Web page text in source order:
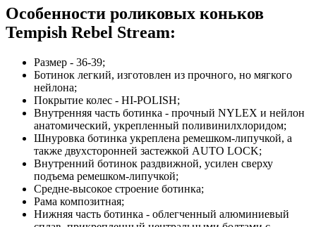
Особенности роликовых коньков
Tempish Rebel Stream:
Размер - 36-39;
Ботинок легкий, изготовлен из прочного, но мягкого
нейлона;
Покрытие колес - HI-POLISH;
Внутренняя часть ботинка - прочный NYLEX и нейлон
анатомический, укрепленный поливинилхлоридом;
Шнуровка ботинка укреплена ремешком-липучкой, а
также двухсторонней застежкой AUTO LOCK;
Внутренний ботинок раздвижной, усилен сверху
подъема ремешком-липучкой;
Средне-высокое строение ботинка;
Рама композитная;
Нижняя часть ботинка - облегченный алюминиевый